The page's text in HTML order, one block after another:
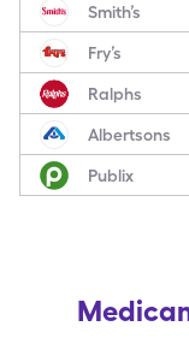
Smith’s
Fry’s
Ralphs
Albertsons
Publix